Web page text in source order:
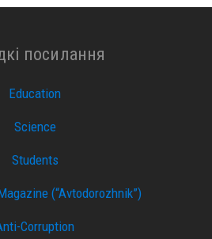
посилання
Education
Science
Students
(“Avtodorozhnik”)
Corruption